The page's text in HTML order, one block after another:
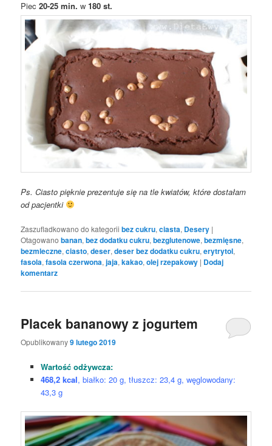
Piec20-25 min. w180 st.
Ps. Ciasto pięknie prezentuje się na tle kwiatów, które dostałam
od pacjentki
Zaszufladkowano do kategorii bez cukru,ciasta, Desery |
Otagowano banan,bez dodatku cukru,bezglutenowe,bezmięsne,
bezmleczne,ciasto,deser,deser bez dodatku cukru,erytrytol,
fasola,fasola czerwona,jaja,kakao,olej rzepakowy | Dodaj
komentarz
Placek bananowy z jogurtem
Opublikowany9 lutego 2019
Wartość odżywcza:
468,2 kcal, białko: 20 g, tłuszcz: 23,4 g, węglowodany:
43,3 g